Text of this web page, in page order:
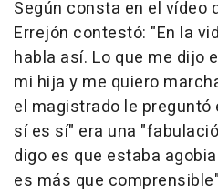
Según consta en el vídeo
Errejón contestó: "En la
habla así. Lo que me dijo
mi hija y me quiero
el magistrado le
sí es sí" era una
digo es que estaba
es más que